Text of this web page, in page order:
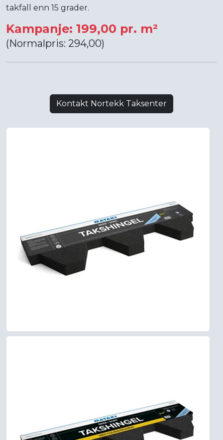
takfall enn 15 grader.
Kampanje: 199,00 pr. m²
(Normalpris: 294,00)
Kontakt Nortekk Taksenter